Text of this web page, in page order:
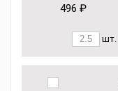
496 ₽
шт.